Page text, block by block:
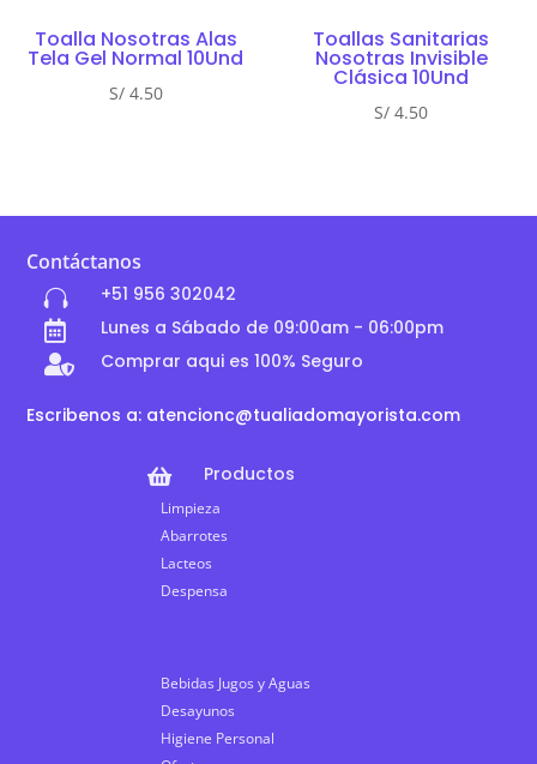
Toalla Nosotras Alas
Tela Gel Normal 10Und
S/4.50
Toallas Sanitarias
Nosotras Invisible
Clásica 10Und
S/ 4.50
Contáctanos
 +51 956 302042
 Lunes a Sábado de 09:00am - 06:00pm
 Comprar aqui es 100% Seguro
Escribenos a: atencionc@tualiadomayorista.com
 Productos
Limpieza
Abarrotes
Lacteos
Despensa
Bebidas Jugos y Aguas
Desayunos
Higiene Personal